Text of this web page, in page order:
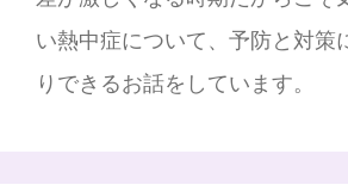
い熱中症について、予防と対策
りできるお話をしています。